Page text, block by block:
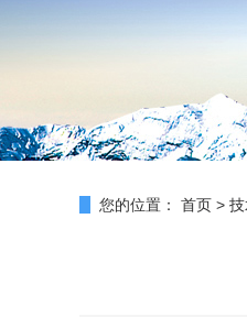
您的位置： 首页 >